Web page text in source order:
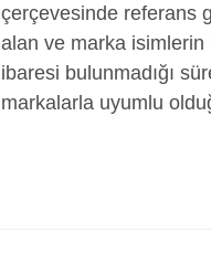
çerçevesinde referans
alan ve marka isimlerin
ibaresi bulunmadığı
markalarla uyumlu